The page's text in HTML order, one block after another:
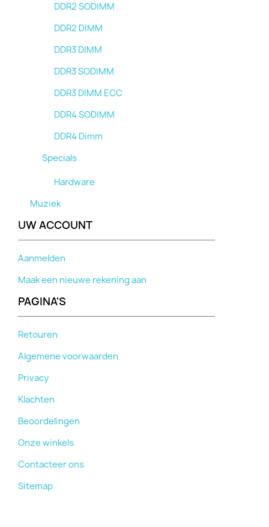
DDR2 SODIMM
DDR2 DIMM
DDR3 DIMM
DDR3 SODIMM
DDR3 DIMM ECC
DDR4 SODIMM
DDR4 Dimm
Specials
Hardware
Muziek
UW ACCOUNT
Aanmelden
Maak een nieuwe rekening aan
PAGINA'S
Retouren
Algemene voorwaarden
Privacy
Klachten
Beoordelingen
Onze winkels
Contacteer ons
Sitemap